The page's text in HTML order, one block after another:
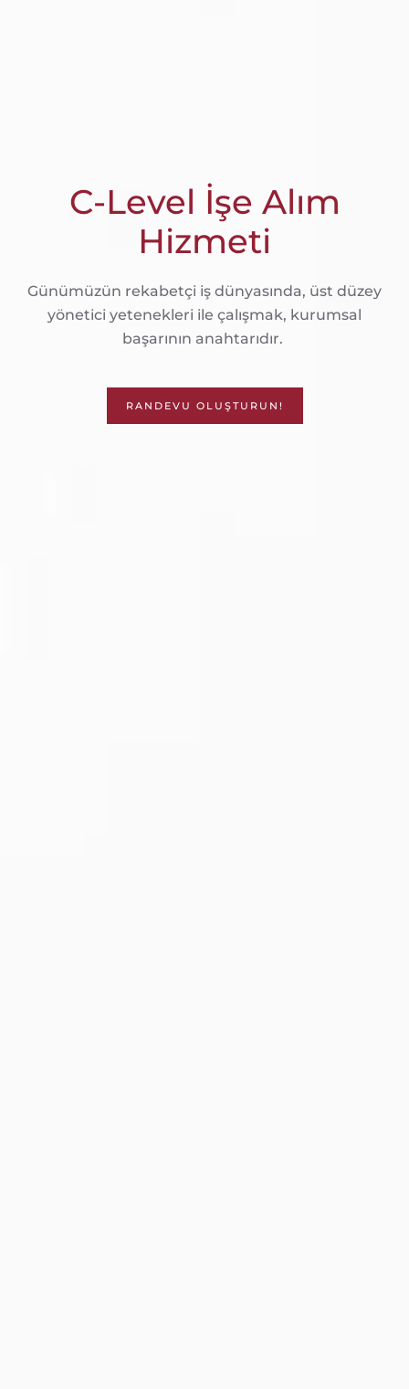
C-Level İşe Alım
Hizmeti
Günümüzün rekabetçi iş dünyasında, üst düzey
yönetici yetenekleri ile çalışmak, kurumsal
başarının anahtarıdır.
RANDEVU OLUŞTURUN!